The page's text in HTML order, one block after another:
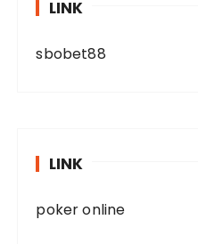
LINK
sbobet88
LINK
poker online